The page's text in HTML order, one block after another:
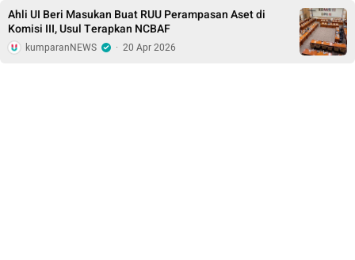
Ahli UI Beri Masukan Buat RUU Perampasan Aset di
Komisi III, Usul Terapkan NCBAF
kumparanNEWS · 20 Apr 2026